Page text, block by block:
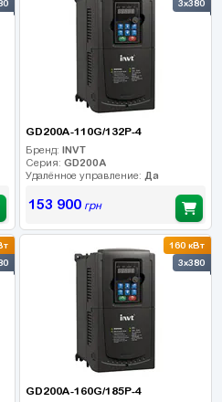
3x380
GD200A-110G/132P-4
Бренд: INVT
Серия: GD200A
Удалённое управление: Да
153 900грн
160 кВт
3x380
GD200A-160G/185P-4